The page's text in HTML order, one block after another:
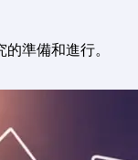
準備和進行。